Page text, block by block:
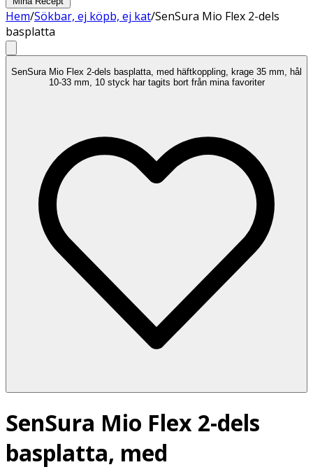
Hem/Sökbar, ej köpb, ej kat/SenSura Mio Flex 2-dels
basplatta
SenSura Mio Flex 2-dels basplatta, med häftkoppling, krage 35 mm, hål
10-33 mm, 10 styck har tagits bort från mina favoriter
SenSura Mio Flex 2-dels
basplatta, med